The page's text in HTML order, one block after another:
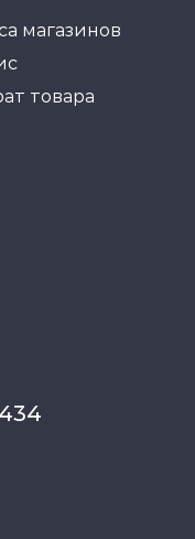
магазинов
товара